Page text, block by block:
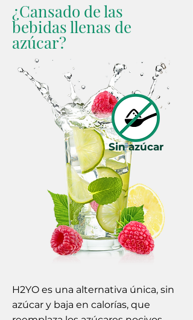
¿Cansado de las
bebidas llenas de
azúcar?
Sin azúcar
H2YO es una alternativa única, sin
azúcar y baja en calorías, que